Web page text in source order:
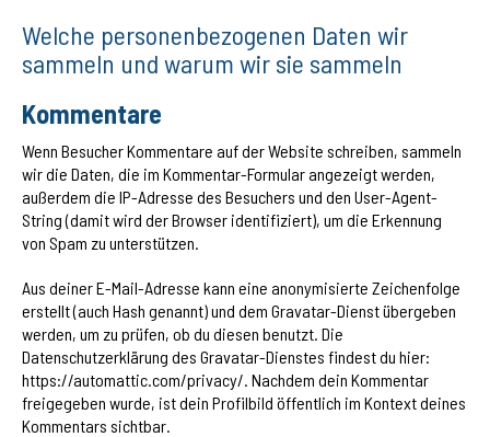
Welche personenbezogenen Daten wir
sammeln und warum wir sie sammeln
Kommentare
Wenn Besucher Kommentare auf der Website schreiben, sammeln
wir die Daten, die im Kommentar-Formular angezeigt werden,
außerdem die IP-Adresse des Besuchers und den User-Agent-
String (damit wird der Browser identifiziert), um die Erkennung
von Spam zu unterstützen.
Aus deiner E-Mail-Adresse kann eine anonymisierte Zeichenfolge
erstellt (auch Hash genannt) und dem Gravatar-Dienst übergeben
werden, um zu prüfen, ob du diesen benutzt. Die
Datenschutzerklärung des Gravatar-Dienstes findest du hier:
https://automattic.com/privacy/. Nachdem dein Kommentar
freigegeben wurde, ist dein Profilbild öffentlich im Kontext deines
Kommentars sichtbar.